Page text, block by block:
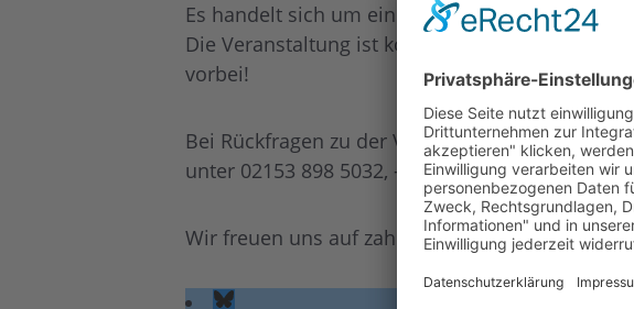
Es handelt sich um eine Veranstaltung im
Die Veranstaltung ist kostenlos und frei
vorbei!
Bei Rückfragen zu der Veranstaltung oder der
unter 02153 898 5032, -5020 melden oder per
Wir freuen uns auf zahlreiche Teilnehmende